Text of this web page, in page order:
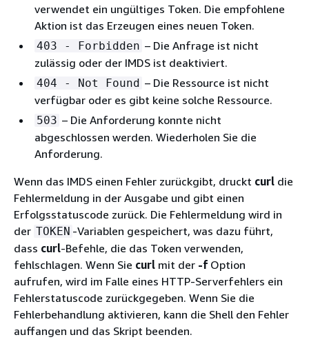
verwendet ein ungültiges Token. Die empfohlene
Aktion ist das Erzeugen eines neuen Token.
403 - Forbidden – Die Anfrage ist nicht
zulässig oder der IMDS ist deaktiviert.
404 - Not Found – Die Ressource ist nicht
verfügbar oder es gibt keine solche Ressource.
503 – Die Anforderung konnte nicht
abgeschlossen werden. Wiederholen Sie die
Anforderung.
Wenn das IMDS einen Fehler zurückgibt, druckt curl die
Fehlermeldung in der Ausgabe und gibt einen
Erfolgsstatuscode zurück. Die Fehlermeldung wird in
der TOKEN -Variablen gespeichert, was dazu führt,
dass curl-Befehle, die das Token verwenden,
fehlschlagen. Wenn Sie curl mit der -f Option
aufrufen, wird im Falle eines HTTP-Serverfehlers ein
Fehlerstatuscode zurückgegeben. Wenn Sie die
Fehlerbehandlung aktivieren, kann die Shell den Fehler
auffangen und das Skript beenden.